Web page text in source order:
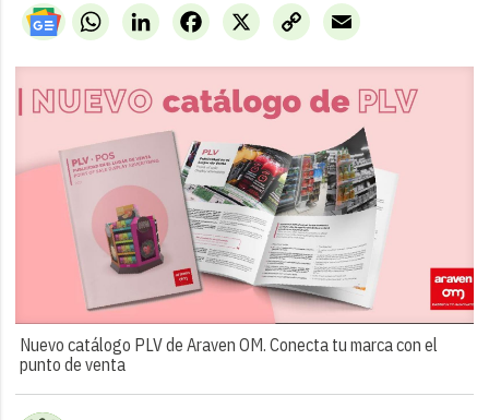
WhatsAppLinkedIn X
Facebook
Copy
Link
Email
Nuevo catálogo PLV de Araven OM. Conecta tu marca con el
punto de venta